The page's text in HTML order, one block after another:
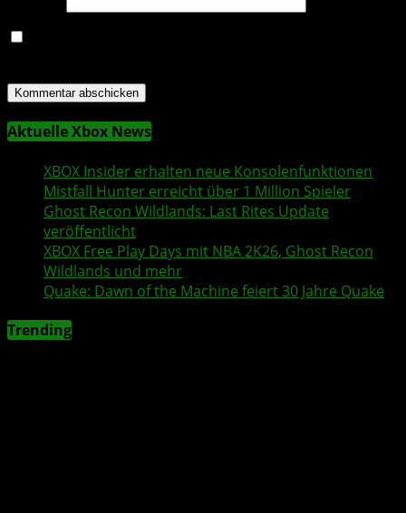
Aktuelle Xbox News
XBOX Insider erhalten neue Konsolenfunktionen
Mistfall Hunter erreicht über 1 Million Spieler
Ghost Recon Wildlands: Last Rites Update
veröffentlicht
XBOX Free Play Days mit NBA 2K26, Ghost Recon
Wildlands und mehr
Quake: Dawn of the Machine feiert 30 Jahre Quake
Trending